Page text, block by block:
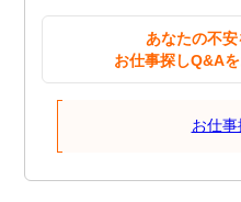
あなたの不安
お仕事探しQ&A
お仕